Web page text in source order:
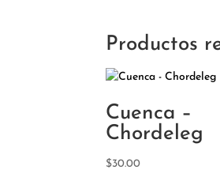
Productos
Cuenca –
Chordeleg
$30.00